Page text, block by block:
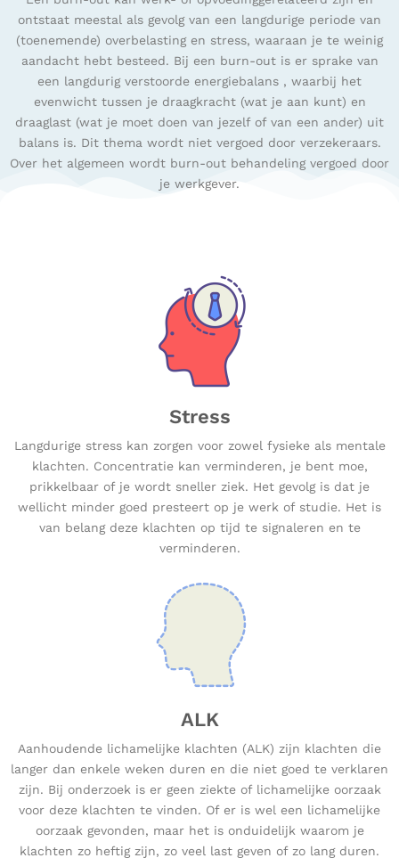
ontstaat meestal als gevolg van een langdurige periode van
(toenemende) overbelasting en stress, waaraan je te weinig
aandacht hebt besteed. Bij een burn-out is er sprake van
een langdurig verstoorde energiebalans , waarbij het
evenwicht tussen je draagkracht (wat je aan kunt) en
draaglast (wat je moet doen van jezelf of van een ander) uit
balans is. Dit thema wordt niet vergoed door verzekeraars.
Over het algemeen wordt burn-out behandeling vergoed door
je werkgever.
Stress
Langdurige stress kan zorgen voor zowel fysieke als mentale
klachten. Concentratie kan verminderen, je bent moe,
prikkelbaar of je wordt sneller ziek. Het gevolg is dat je
wellicht minder goed presteert op je werk of studie. Het is
van belang deze klachten op tijd te signaleren en te
verminderen.
ALK
Aanhoudende lichamelijke klachten (ALK) zijn klachten die
langer dan enkele weken duren en die niet goed te verklaren
zijn. Bij onderzoek is er geen ziekte of lichamelijke oorzaak
voor deze klachten te vinden. Of er is wel een lichamelijke
oorzaak gevonden, maar het is onduidelijk waarom je
klachten zo heftig zijn, zo veel last geven of zo lang duren.